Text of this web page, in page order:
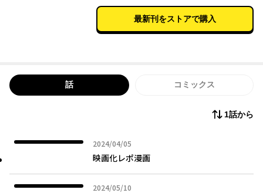
最新刊をストアで購入
話 コミックス
1話から
2024/04/05
2024年04月05日
映画化レポ漫画
2024/05/10
2024年05月10日